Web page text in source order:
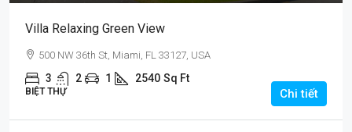
Villa Relaxing Green View
500 NW 36th St, Miami, FL 33127, USA
3 2 1 2540 Sq Ft
BIỆT THỰ Chi tiết